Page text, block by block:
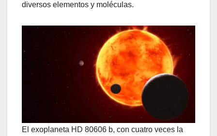
diversos elementos y moléculas.
El exoplaneta HD 80606 b, con cuatro veces la